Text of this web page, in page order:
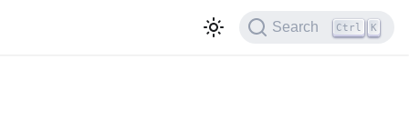
Search Ctrl K